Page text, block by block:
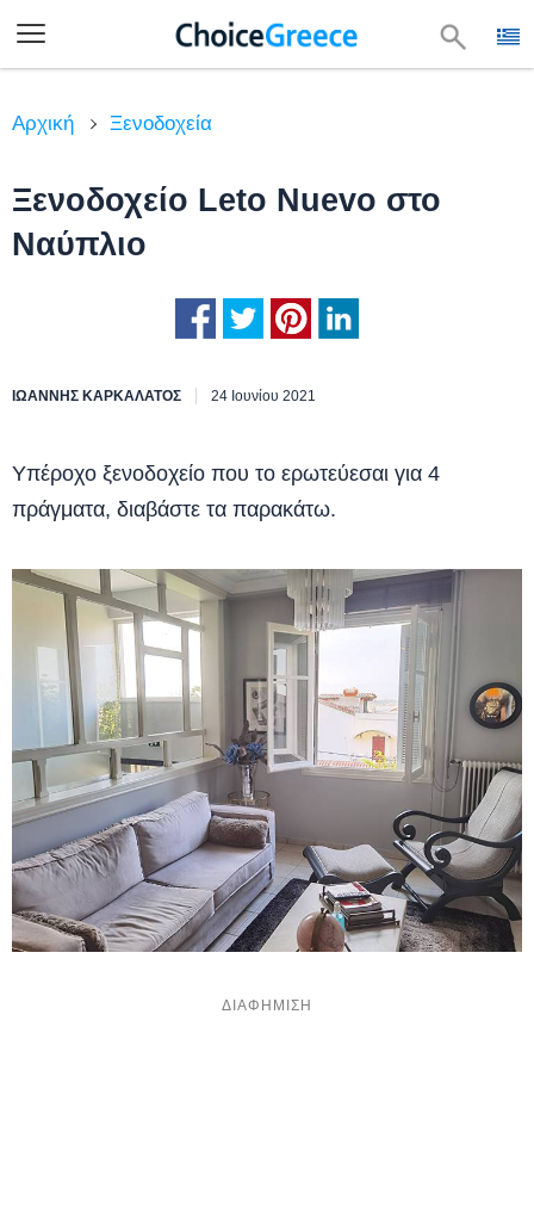
Αρχική Ξενοδοχεία
Ξενοδοχείο Leto Nuevo στο
Ναύπλιο
ΙΩΆΝΝΗΣ ΚΑΡΚΑΛΆΤΟΣ 24 Ιουνίου 2021
Υπέροχο ξενοδοχείο που το ερωτεύεσαι για 4
πράγματα, διαβάστε τα παρακάτω.